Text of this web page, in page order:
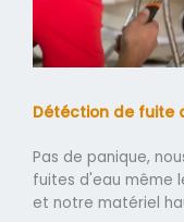
Détéction de fuite
Pas de panique,
fuites d'eau même
et notre matériel